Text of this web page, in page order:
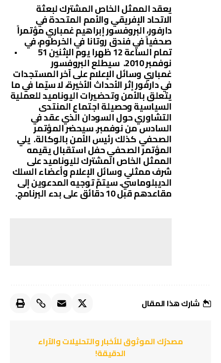
يعقد الممثل الخاص المشترك لبعثة
الاتحاد الإفريقي والأمم المتحدة في
دارفور، البروفسور إبراهيم غمباري مؤتمراً
صحفياً في فندق روتانا في الخرطوم، في
تمام الساعة 12 ظهرا يوم الإثنين 1 5
نوفمبر 2010. سيطلع البروفسور
غمباري وسائل الإعلام على آخر المستجدات
في دارفور إثر الأحداث الأخيرة، لا سيّما في ما
يتعلق بالأمن وتحضيرات اليوناميد للعملية
السياسية وحصيلة اجتماع المنتدى
التشاوري حول السودان الذي عقد في
السادس من نوفمبر. سيحضر المؤتمر
الصحفي كذلك رئيس الأمن بالوكالة. يلي
المؤتمر الصحفي حفل استقبال يقيمه
الممثل الخاص المشترك لليوناميد على
شرف ممثلي وسائل الإعلام وأعضاء السلك
الديبلوماسي. سيتمّ توجيه المدعوين إلى
مقاعدهم قبل 10 دقائق على بدء البرنامج.
شارك هذا المقال
مصدرُك الموثوق للأخبار والتحليلات والآراء
الدقيقة!